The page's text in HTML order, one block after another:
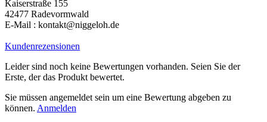
Kaiserstraße 155
42477 Radevormwald
E-Mail : kontakt@niggeloh.de
Kundenrezensionen
Leider sind noch keine Bewertungen vorhanden. Seien Sie der
Erste, der das Produkt bewertet.
Sie müssen angemeldet sein um eine Bewertung abgeben zu
können. Anmelden